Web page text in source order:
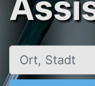
Ort, Stadt